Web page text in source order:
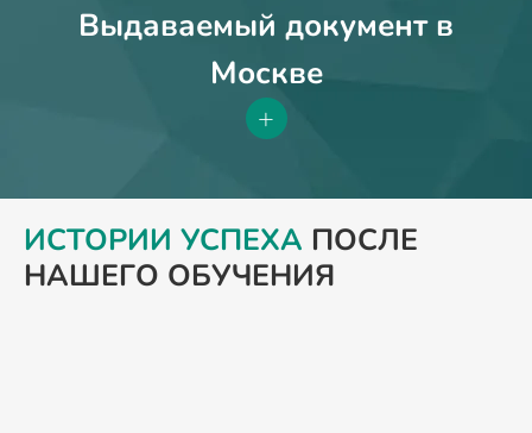
Выдаваемый документ в
Москве
+
ИСТОРИИ УСПЕХА ПОСЛЕ
НАШЕГО ОБУЧЕНИЯ